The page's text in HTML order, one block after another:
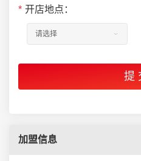
* 开店地点：
加盟信息